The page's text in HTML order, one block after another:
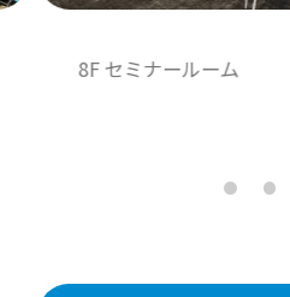
8F セミナールーム